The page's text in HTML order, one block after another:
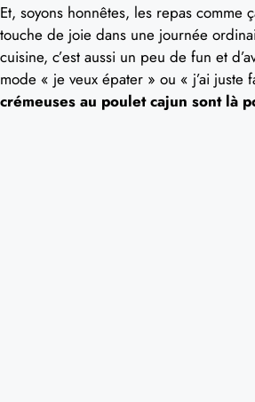
Et, soyons honnêtes, les repas comme
touche de joie dans une journée
cuisine, c’est aussi un peu de fun et
mode « je veux épater » ou « j’ai juste
crémeuses au poulet cajun sont là